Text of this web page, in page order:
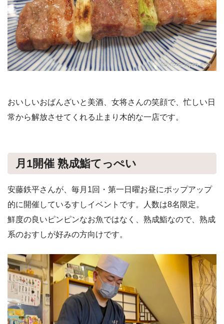
おいしいおばんざいと美酒、女将さんの笑顔で、忙しい日
常から解放させてくれる止まり木的な一店です。
月1開催 熟成鮨てっぺい
安藤鉄平さんが、毎月1回・第一日曜お昼にポップアップ
的に開催しているすしイベントです。人数は8名限定。
鮮度の良いピンピンなお魚ではなく、熟成鮨なので、熟成
系のおすしが好みの方向けです。